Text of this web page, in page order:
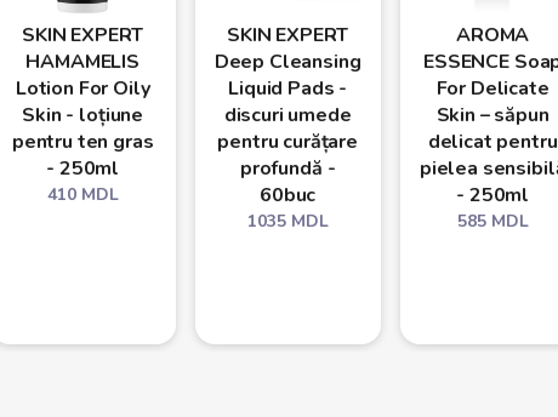
SKIN EXPERT
HAMAMELIS
Lotion For Oily
Skin - loțiune
pentru ten gras
- 250ml
410MDL
SKIN EXPERT
Deep Cleansing
Liquid Pads -
discuri umede
pentru curățare
profundă -
60buc
1035MDL
AROMA
ESSENCE
For Delicate
Skin – săpun
delicat pentru
pielea
- 250ml
585MDL